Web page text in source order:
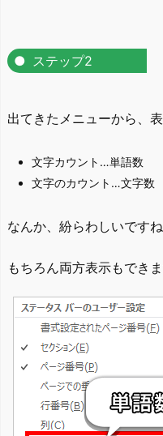
ステップ2
出てきたメニューから、
文字カウント…単語数
文字のカウント…文字数
なんか、紛らわしいです
もちろん両方表示もできま